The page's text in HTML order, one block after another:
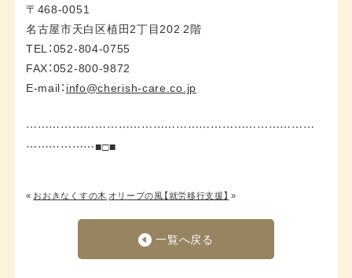
〒468-0051
名古屋市天白区植田2丁目202 2階
TEL：052-804-0755
FAX：052-800-9872
E-mail： info@cherish-care.co.jp
…………………………………………………………………
………………■□■
« おおきなくすの木 オリーブの風【就労移行支援】 »
一覧へ戻る